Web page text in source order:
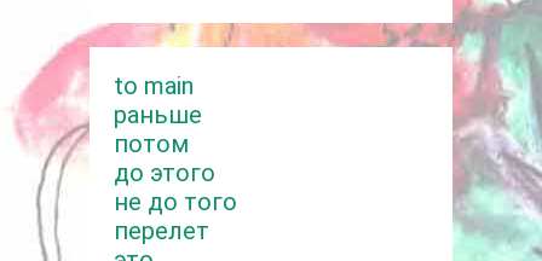
to main
раньше
потом
до этого
не до того
перелет